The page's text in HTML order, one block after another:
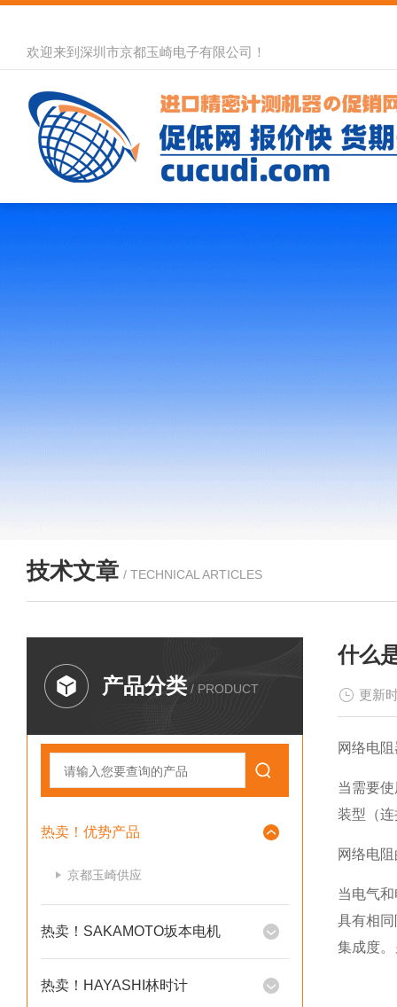
欢迎来到深圳市京都玉崎电子有限公司！
技术文章 / TECHNICAL ARTICLES
产品分类 / PRODUCT
热卖！优势产品
京都玉崎供应
热卖！SAKAMOTO坂本电机
热卖！HAYASHI林时计
什么
更新
网络电
当需要
装型（
网络电
当电气
具有相
集成度